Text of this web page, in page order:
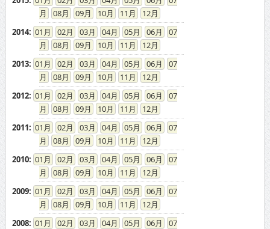
08
09 10 11
12
2014: 01 02 03 04 05 06
07
08
09 10 11
12
2013: 01 02 03 04 05 06
07
08
09 10 11
12
2012: 01 02 03 04 05 06
07
08
09 10 11
12
2011: 01 02 03 04 05 06
07
08
09 10 11
12
2010: 01 02 03 04 05 06
07
08
09 10 11
12
2009: 01 02 03 04 05 06
07
08
09 10 11
12
2008: 01 02 03 04 05 06
07